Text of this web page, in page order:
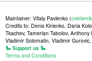
Maintainer: Vitaly Pavlenko (
Credits to: Denis Kirienko, Daria
Tkachev, Tamerlan Tabolov,
Vladimir Solomatin, Vladimir
🐍 Support us 🐍
Terms and Conditions